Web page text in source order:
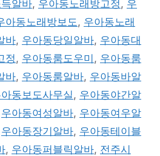
알바, 우아동노래방고정 , 우
아동노래방보도 , 우아동노래
바, 우아동당일알바, 우아동대
정 , 우아동룸도우미 , 우아동룸
바, 우아동룸알바, 우아동바알
동보도사무실 , 우아동야간알
우아동여성알바, 우아동여우알
우아동장기알바, 우아동테이블
, 우아동퍼블릭알바, 전주시